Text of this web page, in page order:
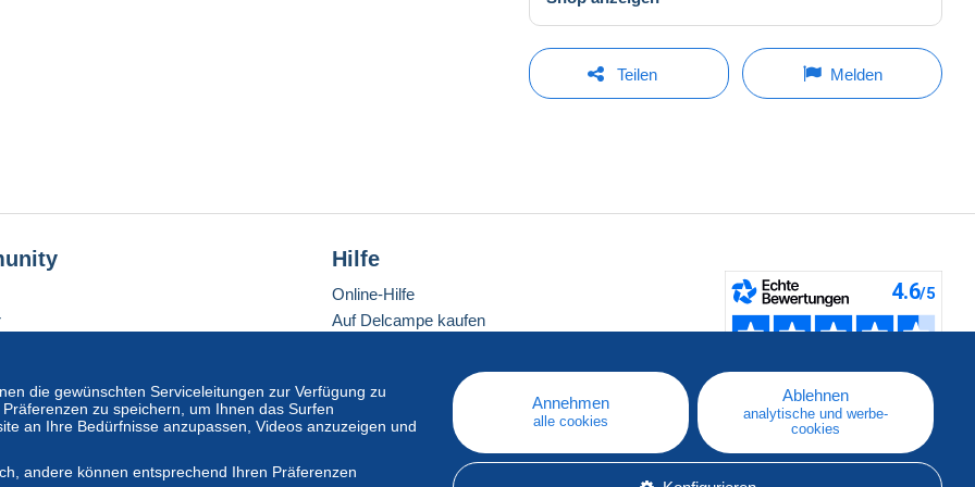
Teilen Melden
die gewünschten Serviceleitungen zur Verfügung zu
zu speichern, um Ihnen das Surfen
an Ihre Bedürfnisse anzupassen, Videos anzuzeigen und
andere können entsprechend Ihren Präferenzen
Annehmen
alle cookies
Ablehnen
analytische und werbe-
cookies
Hilfe
Online-Hilfe
Auf Delcampe kaufen
Eine sichere Website